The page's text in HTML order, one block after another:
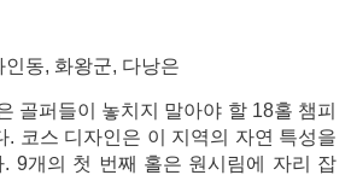
동, 화왕군, 다낭은
골퍼들이 놓치지 말아야 할 18홀 챔피
. 코스 디자인은 이 지역의 자연 특성을
. 9개의 첫 번째 홀은 원시림에 자리 잡